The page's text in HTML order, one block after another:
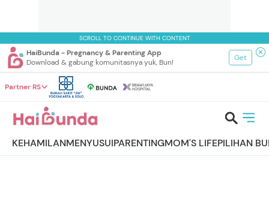
SCROLL TO CONTINUE WITH CONTENT
HaiBunda - Pregnancy & Parenting App
Download & gabung komunitasnya yuk, Bun!
Get
Partner RS
KEHAMILANMENYUSUIPARENTINGMOM'S LIFEPILIHAN